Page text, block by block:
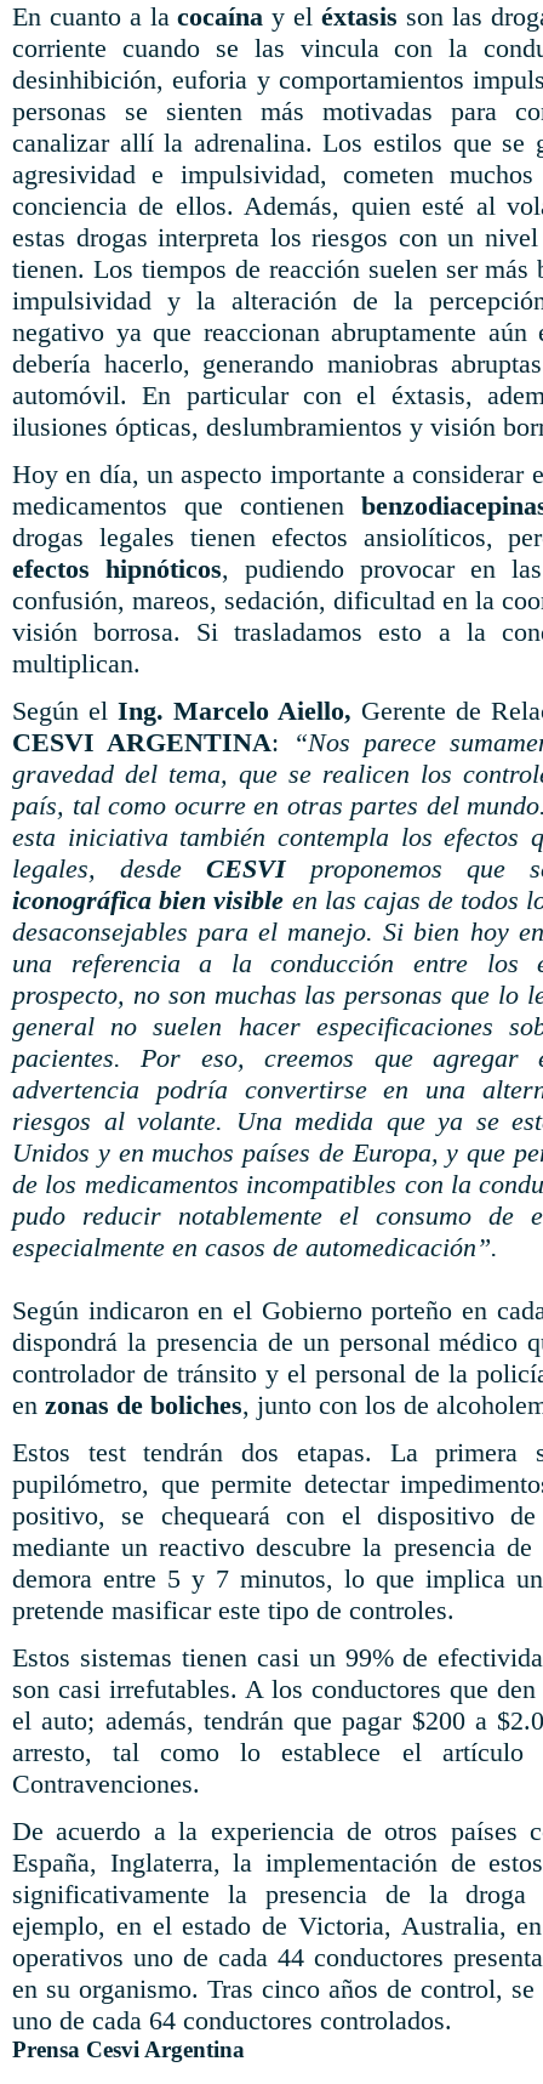
En cuanto a lacocaína y eléxtasis son las
corriente cuando se las vincula con la
desinhibición, euforia y comportamientos
personas se sienten más motivadas para
canalizar allí la adrenalina. Los estilos que se
agresividad e impulsividad, cometen
conciencia de ellos. Además, quien esté al
estas drogas interpreta los riesgos con un
tienen. Los tiempos de reacción suelen ser
impulsividad y la alteración de la
negativo ya que reaccionan abruptamente aún
debería hacerlo, generando maniobras
automóvil. En particular con el éxtasis,
ilusiones ópticas, deslumbramientos y visión
Hoy en día, un aspecto importante a considerar
medicamentos que contienen
drogas legales tienen efectos ansiolíticos,
efectos hipnóticos, pudiendo provocar en
confusión, mareos, sedación, dificultad en la
visión borrosa. Si trasladamos esto a la
multiplican.
Según el Ing. Marcelo Aiello, Gerente de
CESVI ARGENTINA:
“Nos parece
gravedad del tema, que se realicen los
país, tal como ocurre en otras partes del
esta iniciativa también contempla los efectos
legales, desde CESVI proponemos que
iconográfica bien visible en las cajas de todos
desaconsejables para el manejo. Si bien hoy
una referencia a la conducción entre los
prospecto, no son muchas las personas que lo
general no suelen hacer especificaciones
pacientes. Por eso, creemos que agregar
advertencia podría convertirse en una
riesgos al volante. Una medida que ya se
Unidos y en muchos países de Europa, y que
de los medicamentos incompatibles con la
pudo reducir notablemente el consumo de
especialmente en casos de automedicación”.
Según indicaron en el Gobierno porteño en
dispondrá la presencia de un personal médico
controlador de tránsito y el personal de la
en zonas de boliches, junto con los de
Estos test tendrán dos etapas. La
pupilómetro, que permite detectar
positivo, se chequeará con el dispositivo
mediante un reactivo descubre la presencia
demora entre 5 y 7 minutos, lo que implica
pretende masificar este tipo de controles.
Estos sistemas tienen casi un 99% de
son casi irrefutables. A los conductores que
el auto; además, tendrán que pagar $200 a
arresto, tal como lo establece el artículo
Contravenciones.
De acuerdo a la experiencia de otros países
España, Inglaterra, la implementación de
significativamente la presencia de la
ejemplo, en el estado de Victoria, Australia,
operativos uno de cada 44 conductores
en su organismo. Tras cinco años de control,
uno de cada 64 conductores controlados.
Prensa Cesvi Argentina